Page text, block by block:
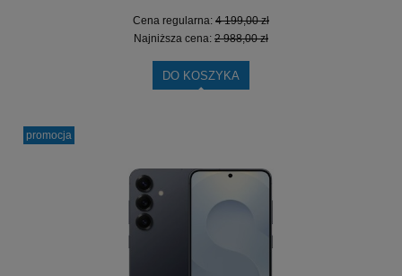
Cena regularna: 4 199,00 zł
Najniższa cena: 2 988,00 zł
DO KOSZYKA
promocja